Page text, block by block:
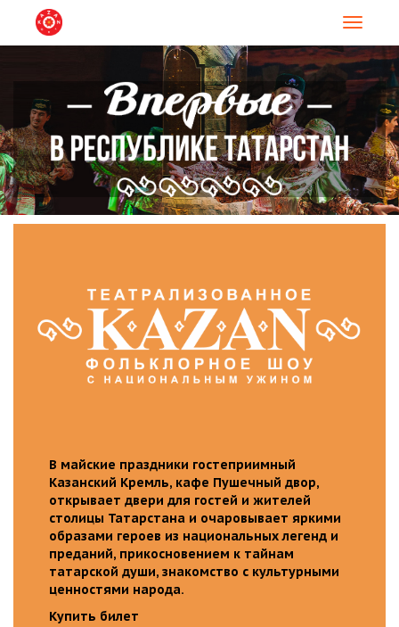
В майские праздники гостеприимный
Казанский Кремль, кафе Пушечный двор,
открывает двери для гостей и жителей
столицы Татарстана и очаровывает яркими
образами героев из национальных легенд и
преданий, прикосновением к тайнам
татарской души, знакомство с культурными
ценностями народа.
Купить билет